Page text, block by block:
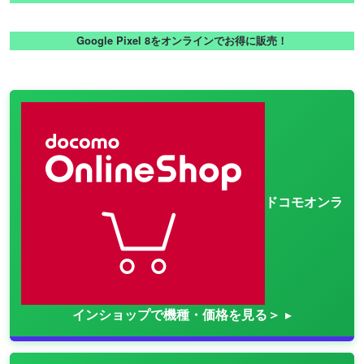
Google Pixel 8をオンラインでお得に販売！
ドコモオンラ
インショップで機種・価格を見る＞